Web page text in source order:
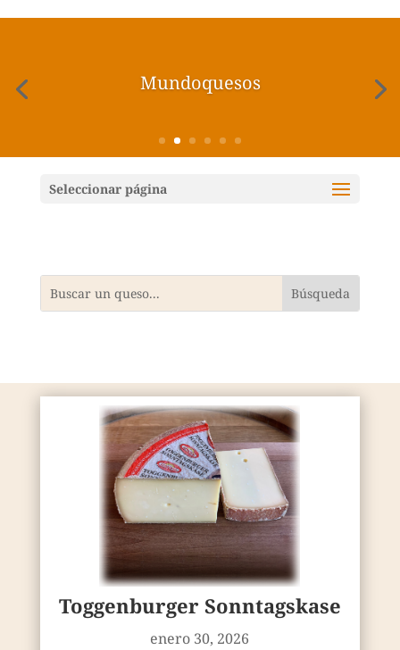
Mundoquesos
Seleccionar página
Toggenburger Sonntagskase
enero 30, 2026